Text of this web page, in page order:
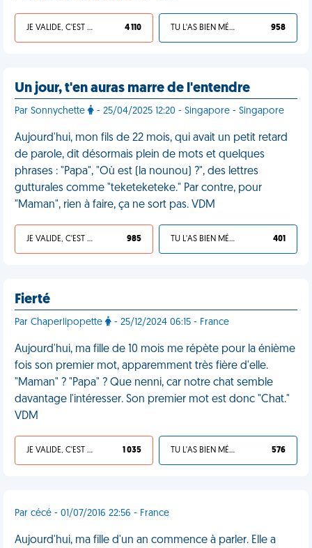
JE VALIDE, C'EST UNE VDM 4 110 TU L'AS BIEN MÉRITÉ 958
Un jour, t'en auras marre de l'entendre
Par Sonnychette - 25/04/2025 12:20 - Singapore - Singapore
Aujourd'hui, mon fils de 22 mois, qui avait un petit retard
de parole, dit désormais plein de mots et quelques
phrases : "Papa", "Où est (la nounou) ?", des lettres
gutturales comme "teketeketeke." Par contre, pour
"Maman", rien à faire, ça ne sort pas. VDM
JE VALIDE, C'EST UNE VDM 985 TU L'AS BIEN MÉRITÉ 401
Fierté
Par Chaperlipopette - 25/12/2024 06:15 - France
Aujourd'hui, ma fille de 10 mois me répète pour la énième
fois son premier mot, apparemment très fière d'elle.
"Maman" ? "Papa" ? Que nenni, car notre chat semble
davantage l'intéresser. Son premier mot est donc "Chat."
VDM
JE VALIDE, C'EST UNE VDM 1 035 TU L'AS BIEN MÉRITÉ 576
Par cécé - 01/07/2016 22:56 - France
Aujourd'hui, ma fille d'un an commence à parler. Elle a